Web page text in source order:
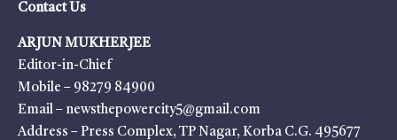
Contact Us
ARJUN MUKHERJEE
Editor-in-Chief
Mobile – 98279 84900
Email – newsthepowercity5@gmail.com
Address – Press Complex, TP Nagar, Korba C.G. 495677